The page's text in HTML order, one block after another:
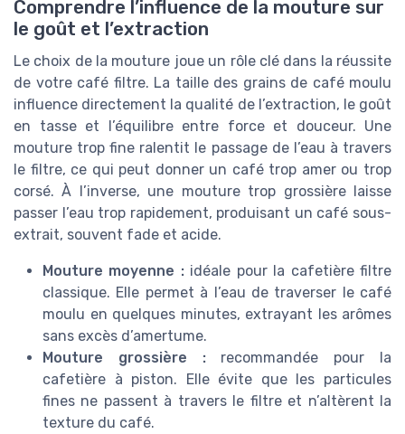
Comprendre l’influence de la mouture sur
le goût et l’extraction
Le choix de la mouture joue un rôle clé dans la réussite
de votre café filtre. La taille des grains de café moulu
influence directement la qualité de l’extraction, le goût
en tasse et l’équilibre entre force et douceur. Une
mouture trop fine ralentit le passage de l’eau à travers
le filtre, ce qui peut donner un café trop amer ou trop
corsé. À l’inverse, une mouture trop grossière laisse
passer l’eau trop rapidement, produisant un café sous-
extrait, souvent fade et acide.
Mouture moyenne :idéale pour la cafetière filtre
classique. Elle permet à l’eau de traverser le café
moulu en quelques minutes, extrayant les arômes
sans excès d’amertume.
Mouture grossière :recommandée pour la
cafetière à piston. Elle évite que les particules
fines ne passent à travers le filtre et n’altèrent la
texture du café.